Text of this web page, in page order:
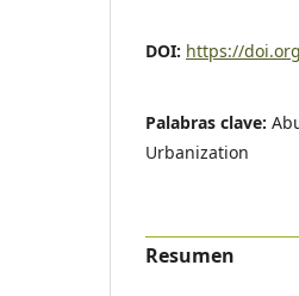
DOI: https://
Palabras clave:
Urbanization
Resumen